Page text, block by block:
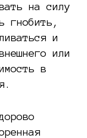
на силу
гнобить,
и
или
в